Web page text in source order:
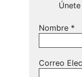
Nombre *
Correo